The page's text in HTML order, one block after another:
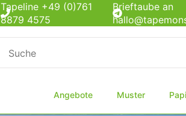
Tapeline +49 (0)761
8879 4575
Brieftaube an
Angebote Muster